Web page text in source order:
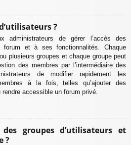
?
administrateurs de gérer l’accès des
et à ses fonctionnalités. Chaque
plusieurs groupes et chaque groupe peut
des membres par l’intermédiaire des
de modifier rapidement les
à la fois, telles qu’ajouter des
accessible un forum privé.
groupes d’utilisateurs et
?